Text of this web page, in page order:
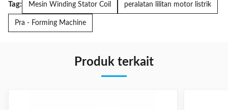
Tag: Mesin Winding Stator Coil peralatan lilitan motor listrik
Pra - Forming Machine
Produk terkait